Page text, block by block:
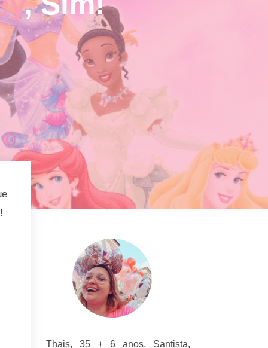
Thais, 35 + 6 anos, Santista,